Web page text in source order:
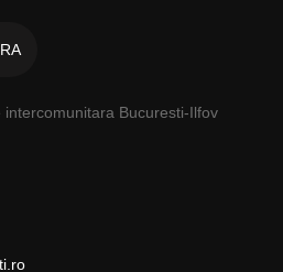
Bucuresti-Ilfov